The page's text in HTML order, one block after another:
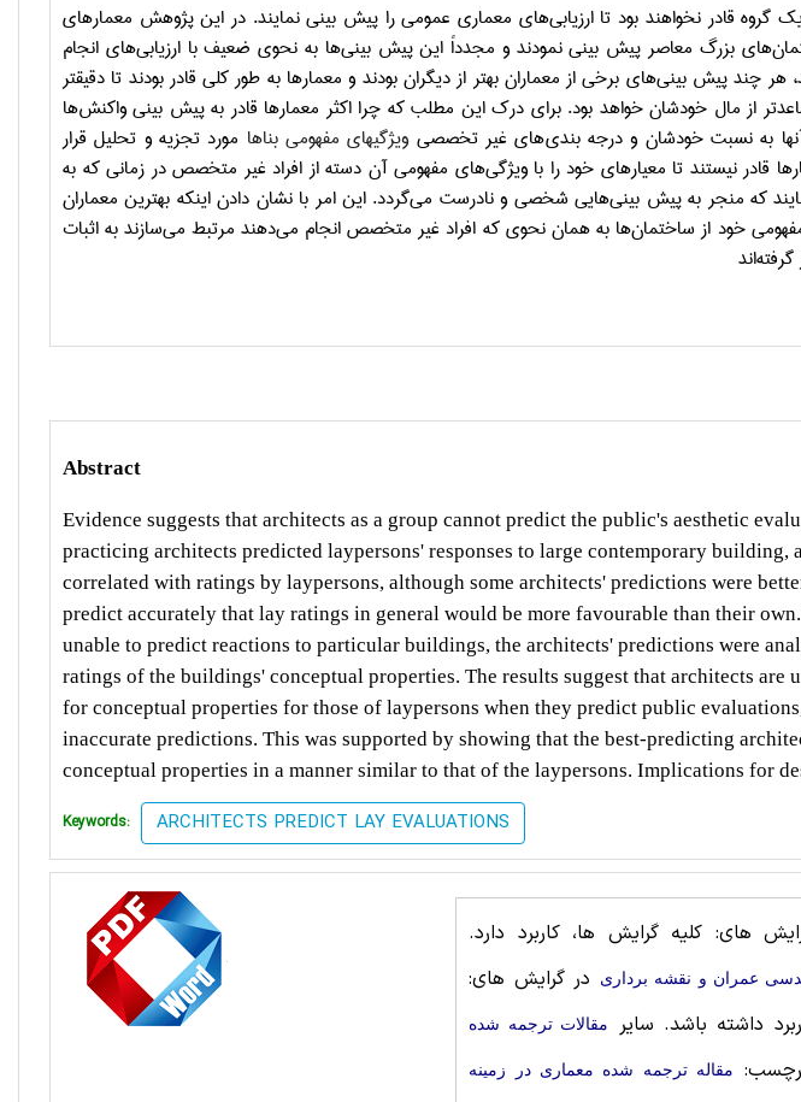
قادر نخواهند بود تا ارزیابیهای معماری عمومی را پیش بینی نمایند. در این پژوهش معمارهای
های بزرگ معاصر پیش بینی نمودند و مجدداً این پیش بینیها به نحوی ضعیف با ارزیابیهای انجام
هر چند پیش بینیهای برخی از معماران بهتر از دیگران بودند و معمارها به طور کلی قادر بودند تا دقیقتر
از مال خودشان خواهد بود. برای درک این مطلب که چرا اکثر معمارها قادر به پیش بینی واکنشها
به نسبت خودشان و درجه بندیهای غیر تخصصی ویژگیهای مفهومی بناها مورد تجزیه و تحلیل قرار
قادر نیستند تا معیارهای خود را با ویژگیهای مفهومی آن دسته از افراد غیر متخصص در زمانی که به
که منجر به پیش بینیهایی شخصی و نادرست میگردد. این امر با نشان دادن اینکه بهترین معماران
خود از ساختمانها به همان نحوی که افراد غیر متخصص انجام میدهند مرتبط میسازند به اثبات
اند
Abstract
Evidence suggests that architects as a group cannot predict the public's aesthetic
practicing architects predicted laypersons' responses to large contemporary building,
correlated with ratings by laypersons, although some architects' predictions were
predict accurately that lay ratings in general would be more favourable than their
unable to predict reactions to particular buildings, the architects' predictions were
ratings of the buildings' conceptual properties. The results suggest that architects are
for conceptual properties for those of laypersons when they predict public
inaccurate predictions. This was supported by showing that the best-predicting
conceptual properties in a manner similar to that of the laypersons. Implications for
Keywords: ARCHITECTS PREDICT LAY EVALUATIONS
های: کلیه گرایش ها، کاربرد دارد.
عمران و نقشه برداری
در گرایش های:
داشته باشد. سایر
مقالات ترجمه شده
مقاله ترجمه شده معماری در زمینه